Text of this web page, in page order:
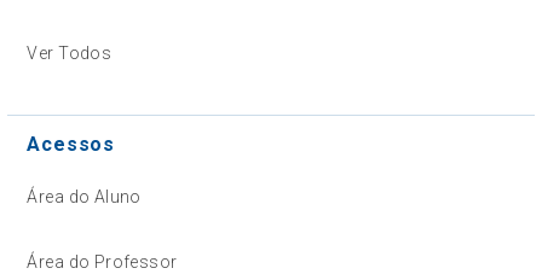
Ver Todos
Acessos
Área do Aluno
Área do Professor